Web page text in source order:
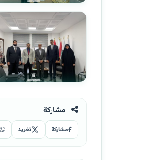
مشاركة
مشاركة تغريد